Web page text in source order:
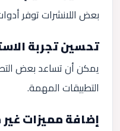
بعض اللانشرات توفر
تحسين تجربة
يمكن أن تساعد بعض
التطبيقات المهمة.
إضافة مميزات